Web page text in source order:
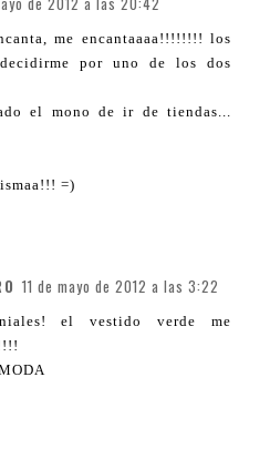
me encantaaaa!!!!!!!! los
por uno de los dos
el mono de ir de tiendas...
=)
11 de mayo de 2012 a las 3:22
el vestido verde me